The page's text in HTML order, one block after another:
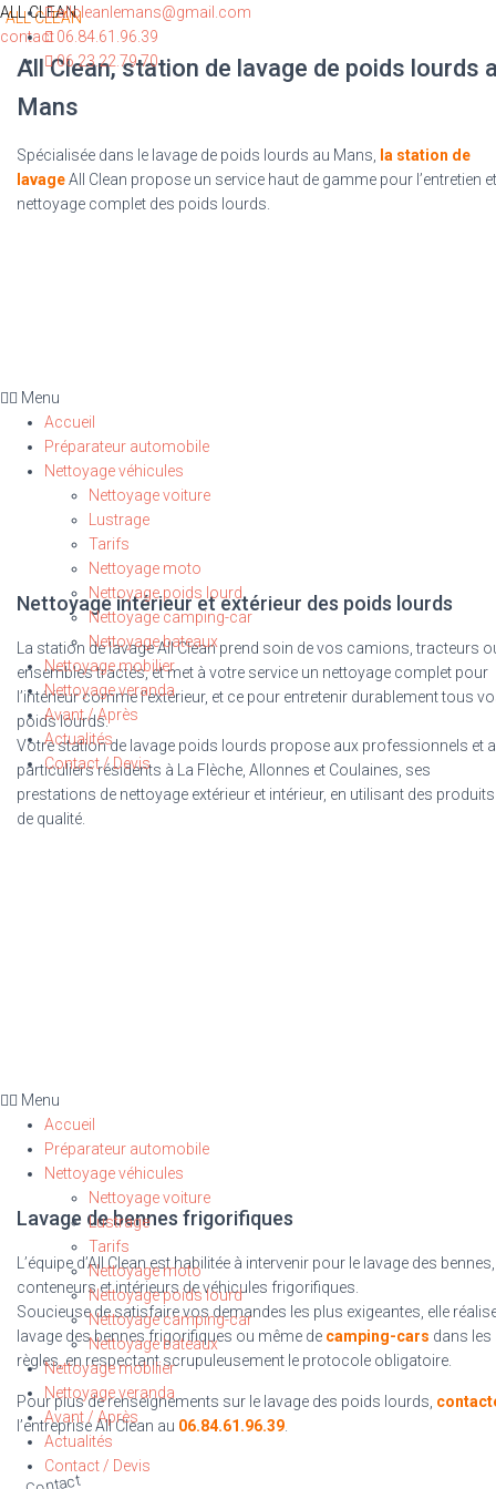
allcleanlemans@gmail.com
06.84.61.96.39
06.23.22.79.70
Menu
Accueil
Préparateur automobile
Nettoyage véhicules
Nettoyage voiture
Lustrage
Tarifs
Nettoyage moto
Nettoyage poids lourd
Nettoyage camping-car
Nettoyage bateaux
Nettoyage mobilier
Nettoyage veranda
Avant / Après
Actualités
Contact / Devis
Menu
Accueil
Préparateur automobile
Nettoyage véhicules
Nettoyage voiture
Lustrage
Tarifs
Nettoyage moto
Nettoyage poids lourd
Nettoyage camping-car
Nettoyage bateaux
Nettoyage mobilier
Nettoyage veranda
Avant / Après
Actualités
Contact / Devis
ALL CLEAN
contact
All Clean, station de lavage de poids lourds
Mans
Spécialisée dans le lavage de poids lourds au Mans,
la station de
lavageAll Clean propose un service haut de gamme pour l’entretien
nettoyage complet des poids lourds.
Nettoyage intérieur et extérieur des poids lourds
La station de lavage All Clean prend soin de vos camions, tracteurs
ensembles tractés, et met à votre service un nettoyage complet pour
l’intérieur comme l’extérieur, et ce pour entretenir durablement tous
poids lourds.
Votre station de lavage poids lourds propose aux professionnels et
particuliers résidents à La Flèche, Allonnes et Coulaines, ses
prestations de nettoyage extérieur et intérieur, en utilisant des produits
de qualité.
Lavage de bennes frigorifiques
L’équipe d’All Clean est habilitée à intervenir pour le lavage des bennes,
conteneurs et intérieurs de véhicules frigorifiques.
Soucieuse de satisfaire vos demandes les plus exigeantes, elle
lavage des bennes frigorifiques ou même de camping-cars dans les
règles, en respectant scrupuleusement le protocole obligatoire.
Pour plus de renseignements sur le lavage des poids lourds,
l’entreprise All Clean au 06.84.61.96.39